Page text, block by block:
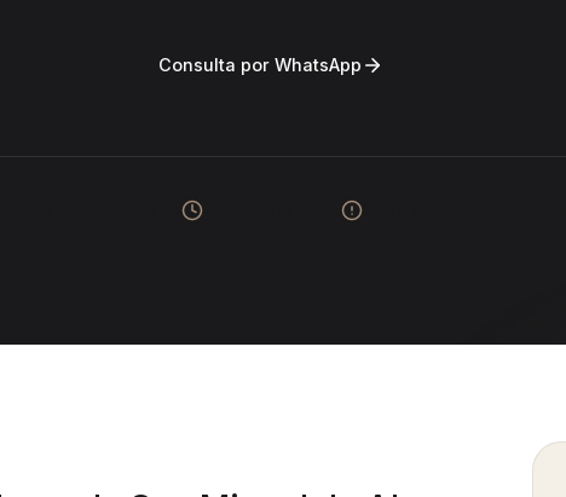
Consulta por WhatsApp
Respuesta en 2h Plazo de Despido: 20 días